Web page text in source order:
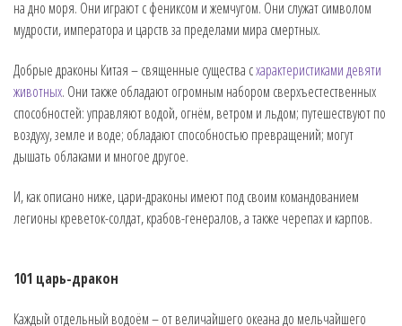
на дно моря. Они играют с фениксом и жемчугом. Они служат символом
мудрости, императора и царств за пределами мира смертных.
Добрые драконы Китая – священные существа схарактеристиками девяти
животных. Они также обладают огромным набором сверхъестественных
способностей: управляют водой, огнём, ветром и льдом; путешествуют по
воздуху, земле и воде; обладают способностью превращений; могут
дышать облаками и многое другое.
И, как описано ниже, цари-драконы имеют под своим командованием
легионы креветок-солдат, крабов-генералов, а также черепах и карпов.
101 царь-дракон
Каждый отдельный водоём – от величайшего океана до мельчайшего